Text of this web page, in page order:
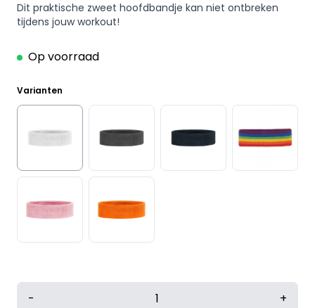
Dit praktische zweet hoofdbandje kan niet ontbreken
tijdens jouw workout!
Op voorraad
Varianten
Zweetband
- +